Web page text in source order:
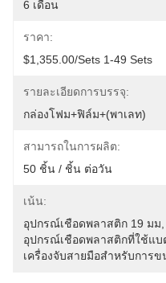
6 เดือน
ราคา:
$1,355.00/sets 1-49 Sets
รายละเอียดการบรรจุ:
กล่องโฟม+ฟิล์ม+(พาเลท)
สามารถในการผลิต:
50 ชิ้น / ชิ้น ต่อวัน
เน้น:
อุปกรณ์เชือดพลาสติก 19 มม
อุปกรณ์เชือดพลาสติกที่ใช้แบ
เครื่องจับสายมือสําหรับการข